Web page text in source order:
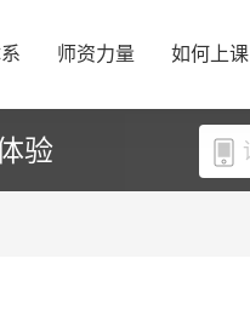
师资力量 如何上课
验